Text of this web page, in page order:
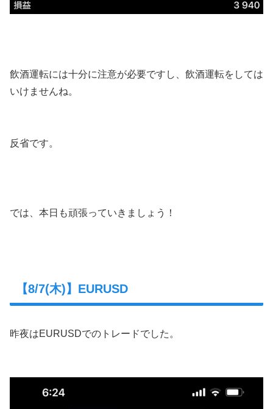
飲酒運転には十分に注意が必要ですし、飲酒運転をしては
いけませんね。
反省です。
では、本日も頑張っていきましょう！
【8/7(木)】EURUSD
昨夜はEURUSDでのトレードでした。